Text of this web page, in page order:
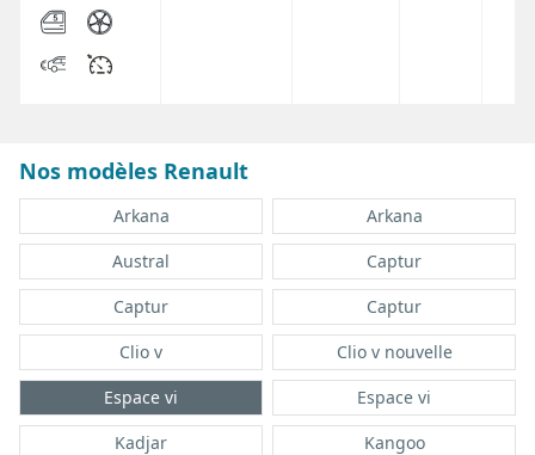
Nos modèles Renault
Arkana
Arkana
Austral
Captur
Captur
Captur
Clio v
Clio v nouvelle
Espace vi
Espace vi
Kadjar
Kangoo